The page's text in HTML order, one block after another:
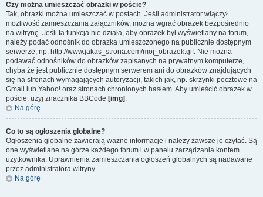
Czy można umieszczać obrazki w poście?
Tak, obrazki można umieszczać w postach. Jeśli administrator włączył
możliwość zamieszczania załączników, można wgrać obrazek bezpośrednio
na witrynę. Jeśli ta funkcja nie działa, aby obrazek był wyświetlany na forum,
należy podać odnośnik do obrazka umieszczonego na publicznie dostępnym
serwerze, np. http://www.jakas_strona.com/moj_obrazek.gif. Nie można
podawać odnośników do obrazków zapisanych na prywatnym komputerze,
chyba że jest publicznie dostępnym serwerem ani do obrazków znajdujących
się na stronach wymagających autoryzacji, takich jak, np. skrzynki pocztowe na
Gmail lub Yahoo! oraz stronach chronionych hasłem. Aby umieścić obrazek w
poście, użyj znacznika BBCode [img] .
Na górę
Co to są ogłoszenia globalne?
Ogłoszenia globalne zawierają ważne informacje i należy zawsze je czytać. Są
one wyświetlane na górze każdego forum i w panelu zarządzania kontem
użytkownika. Uprawnienia zamieszczania ogłoszeń globalnych są nadawane
przez administratora witryny.
Na górę